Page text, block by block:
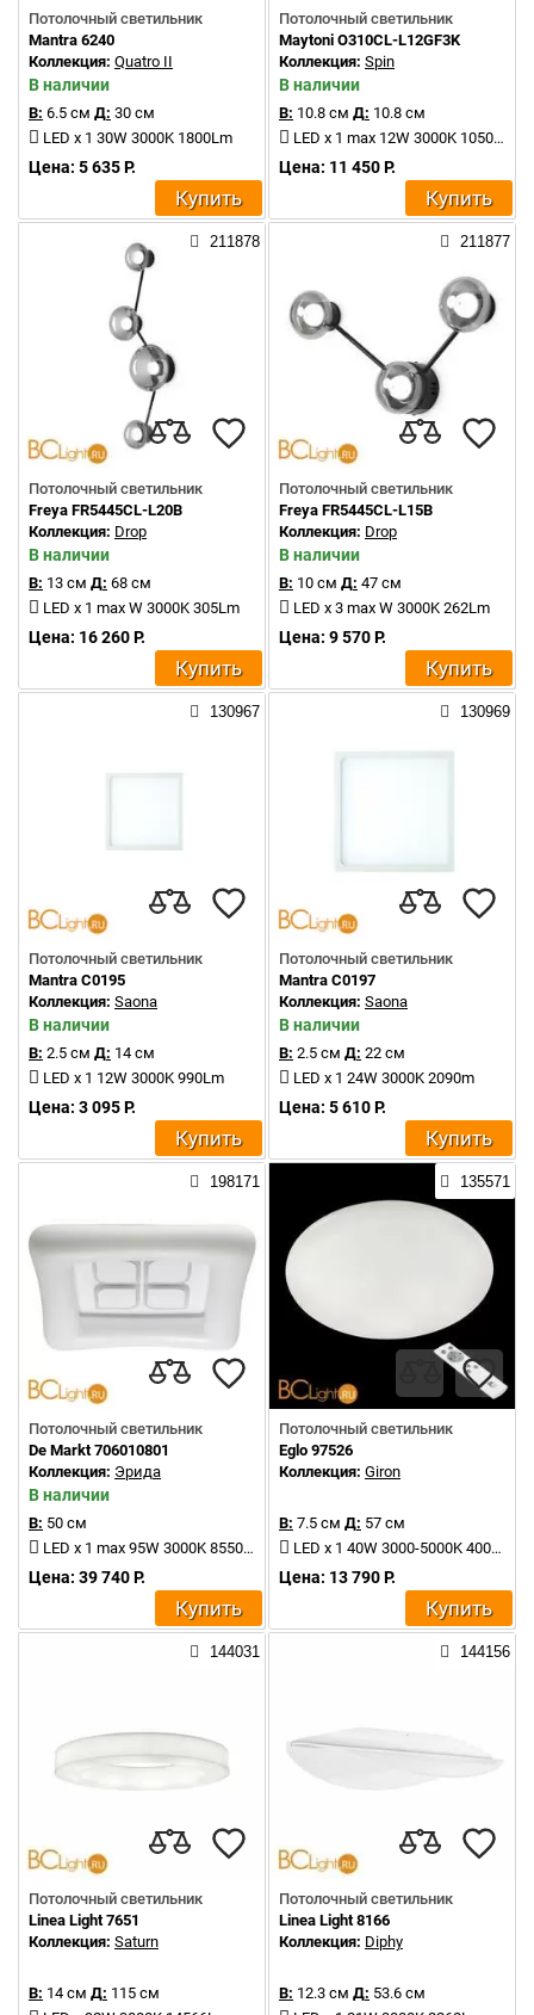
Потолочный светильник
Mantra 6240
Коллекция: Quatro II
В наличии
В: 6.5 см Д: 30 см
LED x 1 30W 3000K 1800Lm
Цена: 5 635 Р.
Купить
Потолочный светильник
Maytoni O310CL-L12GF3K
Коллекция: Spin
В наличии
В: 10.8 см Д: 10.8 см
LED x 1 max 12W 3000K 1050Lm
Цена: 11 450 Р.
Купить
211878
Потолочный светильник
Freya FR5445CL-L20B
Коллекция: Drop
В наличии
В: 13 см Д: 68 см
LED x 1 max W 3000K 305Lm
Цена: 16 260 Р.
Купить
211877
Потолочный светильник
Freya FR5445CL-L15B
Коллекция: Drop
В наличии
В: 10 см Д: 47 см
LED x 3 max W 3000K 262Lm
Цена: 9 570 Р.
Купить
130967
Потолочный светильник
Mantra C0195
Коллекция: Saona
В наличии
В: 2.5 см Д: 14 см
LED x 1 12W 3000K 990Lm
Цена: 3 095 Р.
Купить
130969
Потолочный светильник
Mantra C0197
Коллекция: Saona
В наличии
В: 2.5 см Д: 22 см
LED x 1 24W 3000K 2090m
Цена: 5 610 Р.
Купить
198171
Потолочный светильник
De Markt 706010801
Коллекция: Эрида
В наличии
В: 50 см
LED x 1 max 95W 3000K 8550Lm
Цена: 39 740 Р.
Купить
135571
Потолочный светильник
Eglo 97526
Коллекция: Giron
В: 7.5 см Д: 57 см
LED x 1 40W 3000-5000K 4000Lm
Цена: 13 790 Р.
Купить
144031
Потолочный светильник
Linea Light 7651
Коллекция: Saturn
В: 14 см Д: 115 см
144156
Потолочный светильник
Linea Light 8166
Коллекция: Diphy
В: 12.3 см Д: 53.6 см